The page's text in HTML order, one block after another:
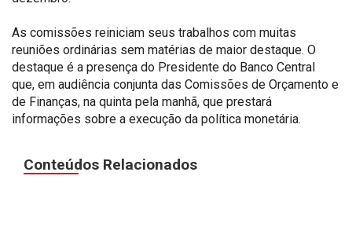
As comissões reiniciam seus trabalhos com muitas
reuniões ordinárias sem matérias de maior destaque. O
destaque é a presença do Presidente do Banco Central
que, em audiência conjunta das Comissões de Orçamento e
de Finanças, na quinta pela manhã, que prestará
informações sobre a execução da política monetária.
Conteúdos Relacionados